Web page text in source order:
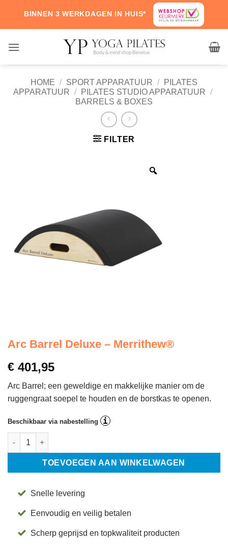
content
BINNEN 3 WERKDAGEN IN HUIS*
HOME / SPORT APPARATUUR /
PILATES
APPARATUUR
/ PILATES STUDIO APPARATUUR /
BARRELS & BOXES
FILTER
Arc Barrel Deluxe – Merrithew®
€ 401,95
Arc Barrel; een geweldige en makkelijke manier om de
ruggengraat soepel te houden en de borstkas te openen.
Beschikbaar via nabestelling i
Arc Barrel Deluxe - Merrithew® aantal
TOEVOEGEN AAN WINKELWAGEN
Snelle levering
Eenvoudig en veilig betalen
Scherp geprijsd en topkwaliteit producten